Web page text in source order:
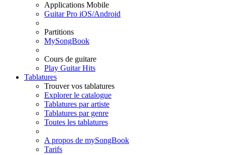
Applications Mobile
Guitar Pro iOS/Android
Partitions
MySongBook
Cours de guitare
Play Guitar Hits
Tablatures
Trouver vos tablatures
Explorer le catalogue
Tablatures par artiste
Tablatures par genre
Toutes les tablatures
A propos de mySongBook
Tarifs